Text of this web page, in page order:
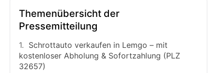
Themenübersicht der
Pressemitteilung
Schrottauto verkaufen in Lemgo – mit
kostenloser Abholung & Sofortzahlung (PLZ
32657)